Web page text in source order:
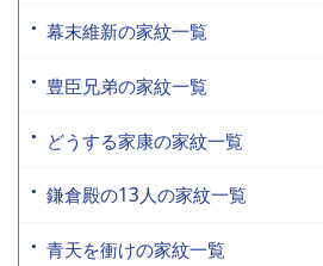
幕末維新の家紋一覧
豊臣兄弟の家紋一覧
どうする家康の家紋一覧
鎌倉殿の13人の家紋一覧
青天を衝けの家紋一覧